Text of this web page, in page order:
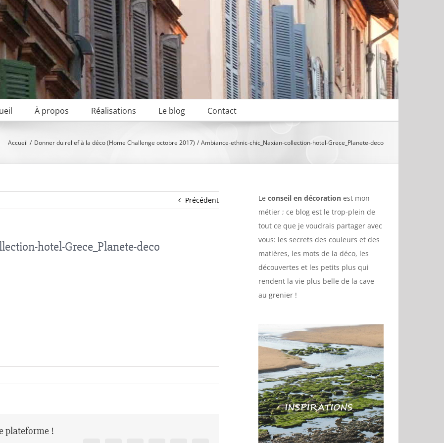
À propos Réalisations Le blog Contact
Accueil Donner du relief à la déco (Home Challenge octobre 2017) Ambiance-ethnic-chic_Naxian-collection-hotel-Grece_Planete-deco
Précédent
hotel-Grece_Planete-deco
plateforme !
Le conseil en décoration est mon
métier ; ce blog est le trop-plein de
tout ce que je voudrais partager avec
vous: les secrets des couleurs et des
matières, les mots de la déco, les
découvertes et les petits plus qui
rendent la vie plus belle de la cave
au grenier !